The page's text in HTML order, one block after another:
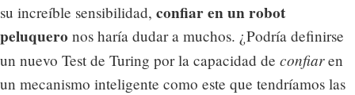
su increíble sensibilidad, confiar en un robot
peluquero nos haría dudar a muchos. ¿Podría definirse
un nuevo Test de Turing por la capacidad de confiaren
un mecanismo inteligente como este que tendríamos las